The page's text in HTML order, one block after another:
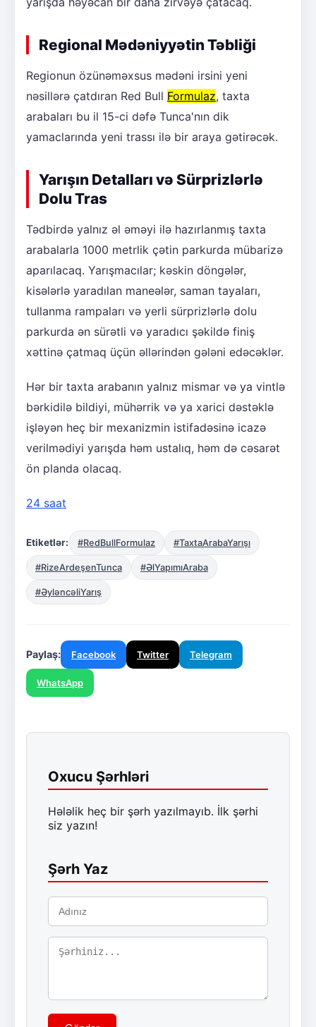
Regional Mədəniyyətin Təbliği
Regionun özünəməxsus mədəni irsini yeni
nəsillərə çatdıran Red Bull Formulaz, taxta
arabaları bu il 15-ci dəfə Tunca'nın dik
yamaclarında yeni trassı ilə bir araya gətirəcək.
Yarışın Detalları və Sürprizlərlə
Dolu Tras
Tədbirdə yalnız əl əməyi ilə hazırlanmış taxta
arabalarla 1000 metrlik çətin parkurda mübarizə
aparılacaq. Yarışmacılar; kəskin döngələr,
kisələrlə yaradılan maneələr, saman tayaları,
tullanma rampaları və yerli sürprizlərlə dolu
parkurda ən sürətli və yaradıcı şəkildə finiş
xəttinə çatmaq üçün əllərindən gələni edəcəklər.
Hər bir taxta arabanın yalnız mismar və ya vintlə
bərkidilə bildiyi, mühərrik və ya xarici dəstəklə
işləyən heç bir mexanizmin istifadəsinə icazə
verilmədiyi yarışda həm ustalıq, həm də cəsarət
ön planda olacaq.
24 saat
Etiketlər: #RedBullFormulaz #TaxtaArabaYarışı
#RizeArdeşenTunca #ƏlYapımıAraba
#ƏyləncəliYarış
Paylaş: Facebook Twitter Telegram
WhatsApp
Oxucu Şərhləri
Hələlik heç bir şərh yazılmayıb. İlk şərhi
siz yazın!
Şərh Yaz